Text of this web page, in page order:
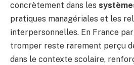
concrètement dans les
pratiques managériales et les
interpersonnelles. En France
tromper reste rarement perçu
dans le contexte scolaire,